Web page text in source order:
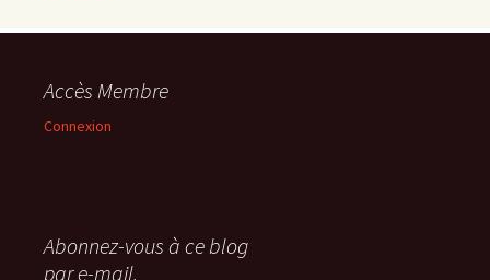
Accès Membre
Connexion
Abonnez-vous à ce blog
par e-mail.